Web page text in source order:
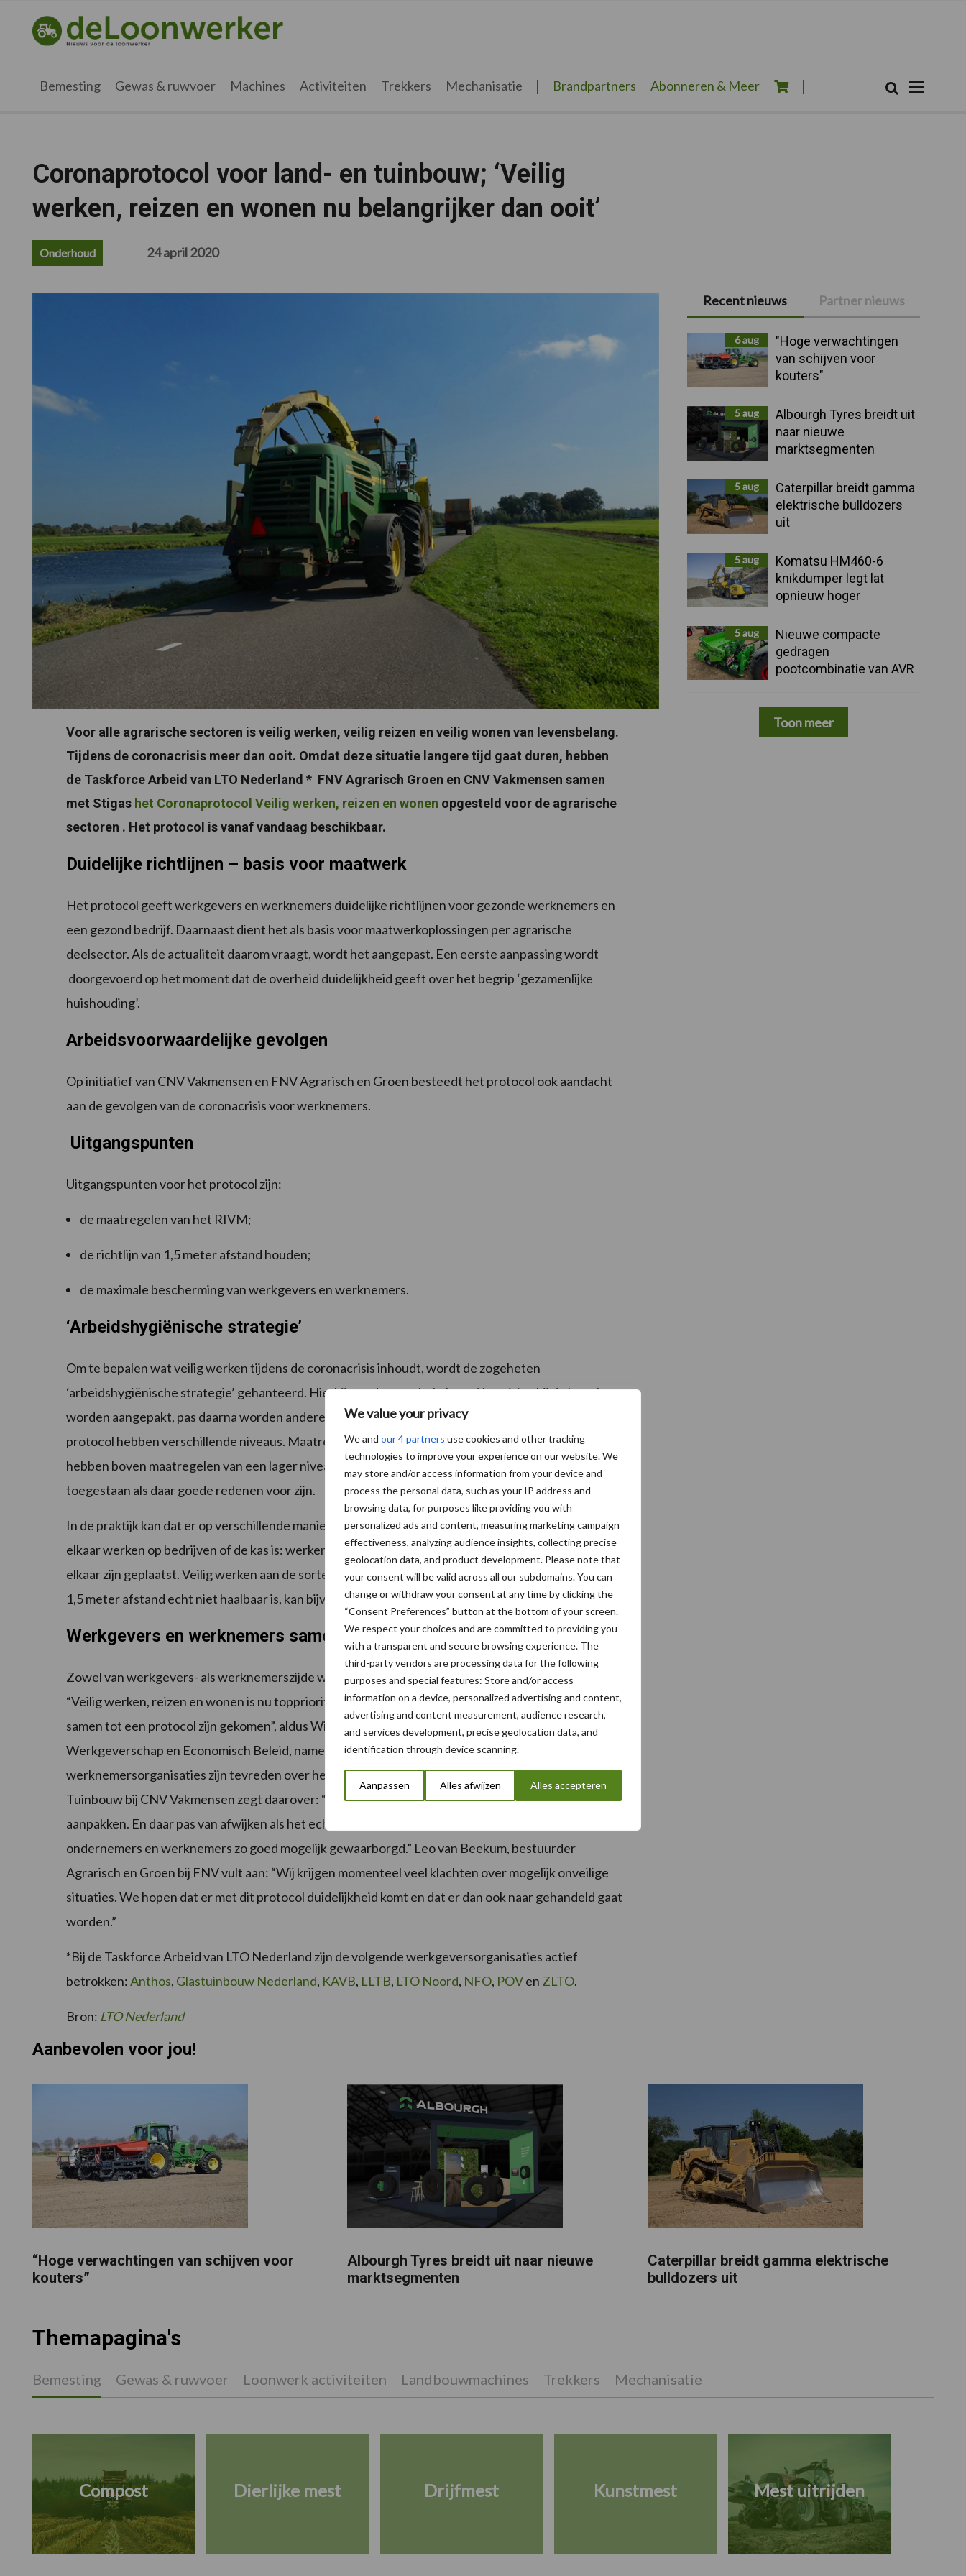
We value your privacy
We and our 4 partners use cookies and other tracking
technologies to improve your experience on our website. We
may store and/or access information from your device and
process the personal data, such as your IP address and
browsing data, for purposes like providing you with
personalized ads and content, measuring marketing campaign
effectiveness, analyzing audience insights, collecting precise
geolocation data, and product development. Please note that
your consent will be valid across all our subdomains. You can
change or withdraw your consent at any time by clicking the
“Consent Preferences” button at the bottom of your screen.
We respect your choices and are committed to providing you
with a transparent and secure browsing experience. The
third-party vendors are processing data for the following
purposes and special features: Store and/or access
information on a device, personalized advertising and content,
advertising and content measurement, audience research,
and services development, precise geolocation data, and
identification through device scanning.
Aanpassen Alles afwijzen Alles accepteren
hoofdnavigatie
hoofd
eerste
voettekst
deloonwerker.nl
Bemesting Gewas & ruwvoer Machines Activiteiten Trekkers Mechanisatie Brandpartners Abonneren & Meer Zoek
Coronaprotocol voor land- en tuinbouw; ‘Veilig
werken, reizen en wonen nu belangrijker dan ooit’
Onderhoud 24 april 2020
Voor alle agrarische sectoren is veilig werken, veilig reizen en veilig wonen van levensbelang.
Tijdens de coronacrisis meer dan ooit. Omdat deze situatie langere tijd gaat duren, hebben
de Taskforce Arbeid van LTO Nederland * FNV Agrarisch Groen en CNV Vakmensen samen
met Stigas het Coronaprotocol Veilig werken, reizen en wonen opgesteld voor de agrarische
sectoren . Het protocol is vanaf vandaag beschikbaar.
Duidelijke richtlijnen – basis voor maatwerk
Het protocol geeft werkgevers en werknemers duidelijke richtlijnen voor gezonde werknemers en
een gezond bedrijf. Daarnaast dient het als basis voor maatwerkoplossingen per agrarische
deelsector. Als de actualiteit daarom vraagt, wordt het aangepast. Een eerste aanpassing wordt
doorgevoerd op het moment dat de overheid duidelijkheid geeft over het begrip ‘gezamenlijke
huishouding’.
Arbeidsvoorwaardelijke gevolgen
Op initiatief van CNV Vakmensen en FNV Agrarisch en Groen besteedt het protocol ook aandacht
aan de gevolgen van de coronacrisis voor werknemers.
Uitgangspunten
Uitgangspunten voor het protocol zijn:
de maatregelen van het RIVM;
de richtlijn van 1,5 meter afstand houden;
de maximale bescherming van werkgevers en werknemers.
‘Arbeidshygiënische strategie’
Om te bepalen wat veilig werken tijdens de coronacrisis inhoudt, wordt de zogeheten
‘arbeidshygiënische strategie’ gehanteerd. Hierbij wordt eerst bekeken of het risico bij de bron kan
worden aangepakt, pas daarna worden andere maatregelen genomen. . De maatregelen in dit
protocol hebben verschillende niveaus. Maatregelen van een hoger niveau moeten de voorkeur
hebben boven maatregelen van een lager niveau. Een maatregel van een lager niveau is alleen
toegestaan als daar goede redenen voor zijn.
In de praktijk kan dat er op verschillende manieren uitzien. Een voorbeeld van veilig 1,5 meter uit
elkaar werken op bedrijven of de kas is: werken aan tafels die als de vlakken van een dambord tegen
elkaar zijn geplaatst. Veilig werken aan de sorteerband, waar medewerkers dicht op elkaar staan en
1,5 meter afstand echt niet haalbaar is, kan bijvoorbeeld door het plaatsen van tussenschotten.
Werkgevers en werknemers samen
Zowel van werkgevers- als werknemerszijde wordt het belang van het protocol onderschreven.
“Veilig werken, reizen en wonen is nu topprioriteit. We zijn blij dat we als werkgevers en werknemers
samen tot een protocol zijn gekomen”, aldus Wim van den Boomen, portefeuillehouder Goed
Werkgeverschap en Economisch Beleid, namens de Taskforce Arbeid van LTO Nederland. Ook de
werknemersorganisaties zijn tevreden over het protocol. Jeroen Warnaar, bestuurder Land- en
Tuinbouw bij CNV Vakmensen zegt daarover: “Waar dat kan, moeten we de problemen bij de bron
aanpakken. En daar pas van afwijken als het echt niet anders kan. Dan blijft de gezondheid van
ondernemers en werknemers zo goed mogelijk gewaarborgd.” Leo van Beekum, bestuurder
Agrarisch en Groen bij FNV vult aan: “Wij krijgen momenteel veel klachten over mogelijk onveilige
situaties. We hopen dat er met dit protocol duidelijkheid komt en dat er dan ook naar gehandeld gaat
worden.”
*Bij de Taskforce Arbeid van LTO Nederland zijn de volgende werkgeversorganisaties actief
betrokken:Anthos, Glastuinbouw Nederland, KAVB, LLTB, LTO Noord, NFO, POVen ZLTO.
Bron: LTO Nederland
Primaire
Sidebar
Recent nieuws Partner nieuws
6 aug
"Hoge verwachtingen
van schijven voor
kouters"
5 aug
Albourgh Tyres breidt uit
naar nieuwe
marktsegmenten
5 aug
Caterpillar breidt gamma
elektrische bulldozers
uit
5 aug
Komatsu HM460-6
knikdumper legt lat
opnieuw hoger
5 aug
Nieuwe compacte
gedragen
pootcombinatie van AVR
Toon meer
Aanbevolen voor jou!
“Hoge verwachtingen van schijven voor
kouters”
Albourgh Tyres breidt uit naar nieuwe
marktsegmenten
Caterpillar breidt gamma elektrische
bulldozers uit
Themapagina's
Bemesting Gewas & ruwvoer Loonwerk activiteiten Landbouwmachines Trekkers Mechanisatie
Compost Dierlijke mest Drijfmest Kunstmest Mest uitrijden